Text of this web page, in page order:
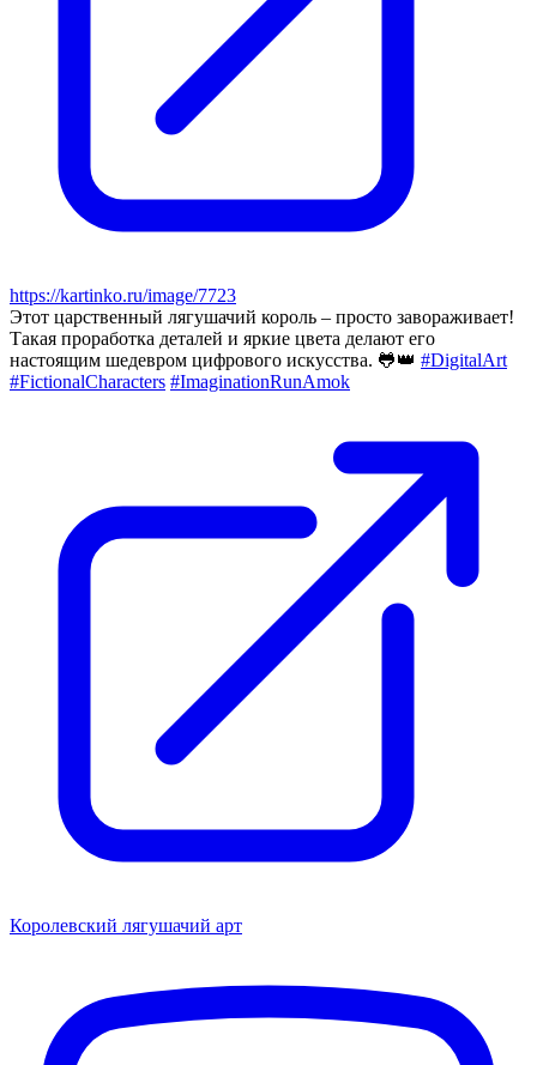
https://kartinko.ru/image/7723
Этот царственный лягушачий король – просто завораживает!
Такая проработка деталей и яркие цвета делают его
настоящим шедевром цифрового искусства. 🐸👑 #DigitalArt
#FictionalCharacters #ImaginationRunAmok
Королевский лягушачий арт